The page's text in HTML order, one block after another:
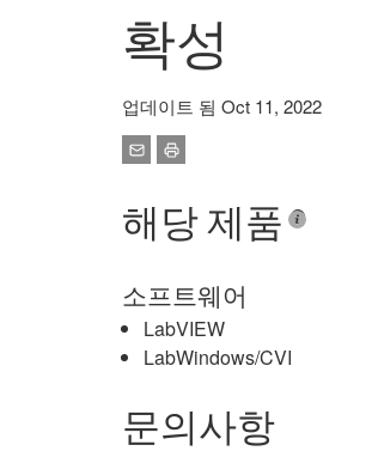
확성
업데이트 됨 Oct 11, 2022
해당 제품
소프트웨어
LabVIEW
LabWindows/CVI
문의사항